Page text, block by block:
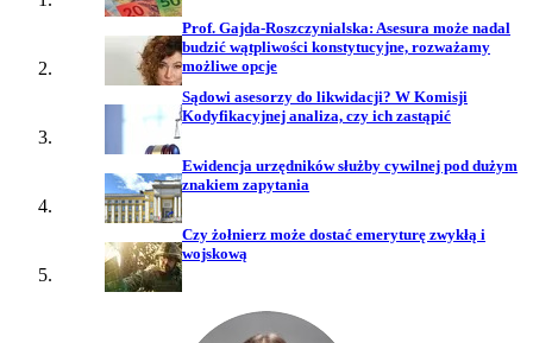
Prof. Gajda-Roszczynialska: Asesura może nadal
budzić wątpliwości konstytucyjne, rozważamy
możliwe opcje
Sądowi asesorzy do likwidacji? W Komisji
Kodyfikacyjnej analiza, czy ich zastąpić
Ewidencja urzędników służby cywilnej pod dużym
znakiem zapytania
Czy żołnierz może dostać emeryturę zwykłą i
wojskową